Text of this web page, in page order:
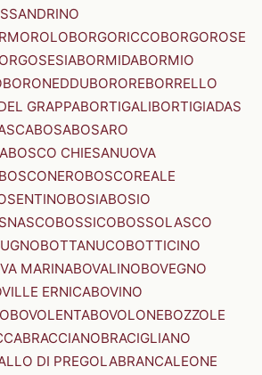
BORGORICCOBORGOROSE
BORMIDABORMIO
BORONEDDUBOROREBORRELLO
GRAPPABORTIGALIBORTIGIADAS
BOSABOSARO
BOSCO CHIESANUOVA
BOSCONEROBOSCOREALE
BOSIABOSIO
BOSSICOBOSSOLASCO
BOTTANUCOBOTTICINO
MARINABOVALINOBOVEGNO
ERNICABOVINO
BOVOLENTABOVOLONEBOZZOLE
BRACCIANOBRACIGLIANO
DI PREGOLABRANCALEONE